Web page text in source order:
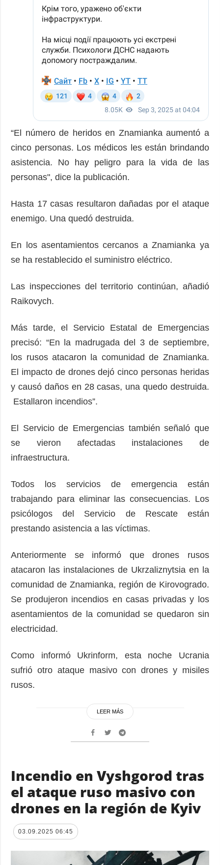
“El número de heridos en Znamianka aumentó a
cinco personas. Los médicos les están brindando
asistencia. No hay peligro para la vida de las
personas", dice la publicación.
Hasta 17 casas resultaron dañadas por el ataque
enemigo. Una quedó destruida.
En los asentamientos cercanos a Znamianka ya
se ha restablecido el suministro eléctrico.
Las inspecciones del territorio continúan, añadió
Raikovych.
Más tarde, el Servicio Estatal de Emergencias
precisó: “En la madrugada del 3 de septiembre,
los rusos atacaron la comunidad de Znamianka.
El impacto de drones dejó cinco personas heridas
y causó daños en 28 casas, una quedo destruida.
Estallaron incendios”.
El Servicio de Emergencias también señaló que
se vieron afectadas instalaciones de
infraestructura.
Todos los servicios de emergencia están
trabajando para eliminar las consecuencias. Los
psicólogos del Servicio de Rescate están
prestando asistencia a las víctimas.
Anteriormente se informó que drones rusos
atacaron las instalaciones de Ukrzaliznytsia en la
comunidad de Znamianka, región de Kirovogrado.
Se produjeron incendios en casas privadas y los
asentamientos de la comunidad se quedaron sin
electricidad.
Como informó Ukrinform, esta noche Ucrania
sufrió otro ataque masivo con drones y misiles
rusos.
LEER MÁS
Incendio en Vyshgorod tras
el ataque ruso masivo con
drones en la región de Kyiv
03.09.2025 06:45